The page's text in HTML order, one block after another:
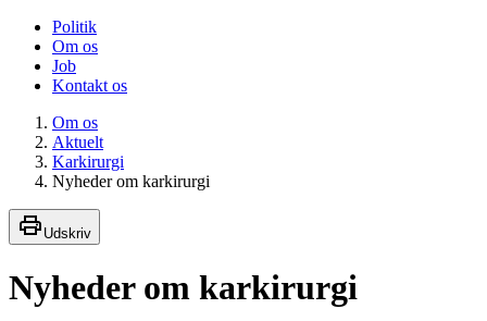
Politik
Om os
Job
Kontakt os
Om os
Aktuelt
Karkirurgi
Nyheder om karkirurgi
Udskriv
Nyheder om karkirurgi